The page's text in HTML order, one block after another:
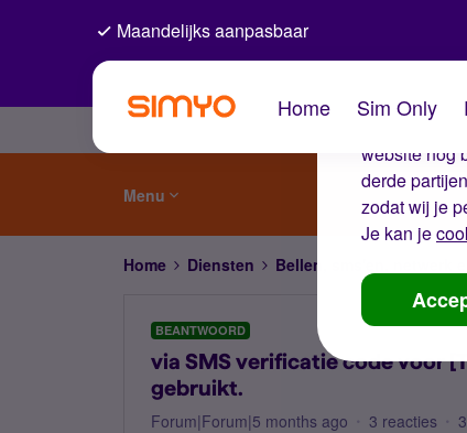
De
Wij
website nog
derde
zodat wij je
Je kan je
Maandelijks aanpasbaar
Home Sim Only
Menu
Home Diensten Bellen, sms'en, netwerk
BEANTWOORD
via SMS verificatie code voor
gebruikt.
Forum|Forum|5 months ago 3 reacties